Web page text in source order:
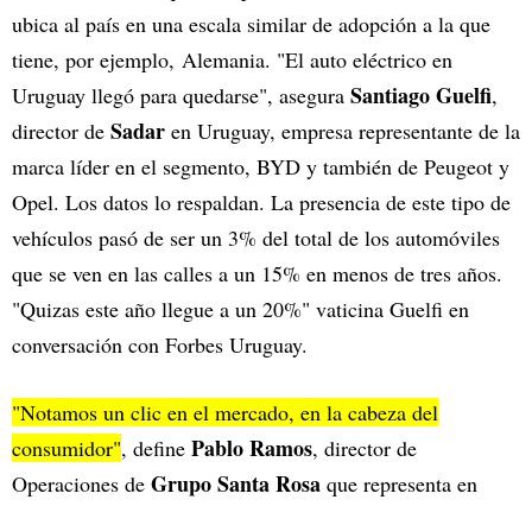
ubica al país en una escala similar de adopción a la que
tiene, por ejemplo, Alemania. "El auto eléctrico en
Uruguay llegó para quedarse", asegura Santiago Guelfi,
director de Sadar en Uruguay, empresa representante de la
marca líder en el segmento, BYD y también de Peugeot y
Opel. Los datos lo respaldan. La presencia de este tipo de
vehículos pasó de ser un 3% del total de los automóviles
que se ven en las calles a un 15% en menos de tres años.
"Quizas este año llegue a un 20%" vaticina Guelfi en
conversación con Forbes Uruguay.
"Notamos un clic en el mercado, en la cabeza del
consumidor", define Pablo Ramos, director de
Operaciones de Grupo Santa Rosa que representa en